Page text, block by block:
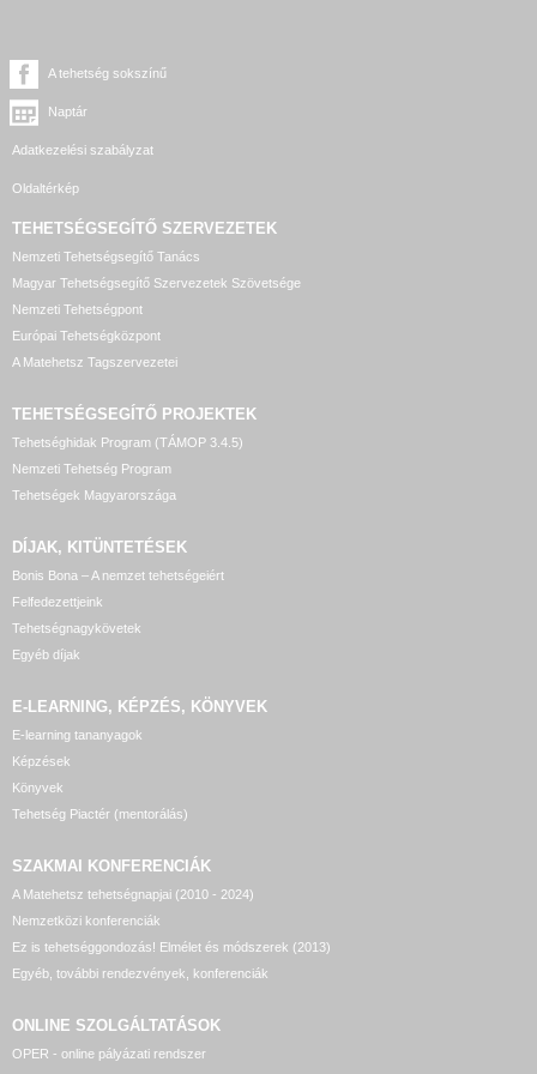
A tehetség sokszínű
Naptár
Adatkezelési szabályzat
Oldaltérkép
TEHETSÉGSEGÍTŐ SZERVEZETEK
Nemzeti Tehetségsegítő Tanács
Magyar Tehetségsegítő Szervezetek Szövetsége
Nemzeti Tehetségpont
Európai Tehetségközpont
A Matehetsz Tagszervezetei
TEHETSÉGSEGÍTŐ PROJEKTEK
Tehetséghidak Program (TÁMOP 3.4.5)
Nemzeti Tehetség Program
Tehetségek Magyarországa
DÍJAK, KITÜNTETÉSEK
Bonis Bona – A nemzet tehetségeiért
Felfedezettjeink
Tehetségnagykövetek
Egyéb díjak
E-LEARNING, KÉPZÉS, KÖNYVEK
E-learning tananyagok
Képzések
Könyvek
Tehetség Piactér (mentorálás)
SZAKMAI KONFERENCIÁK
A Matehetsz tehetségnapjai (2010 - 2024)
Nemzetközi konferenciák
Ez is tehetséggondozás! Elmélet és módszerek (2013)
Egyéb, további rendezvények, konferenciák
ONLINE SZOLGÁLTATÁSOK
OPER - online pályázati rendszer